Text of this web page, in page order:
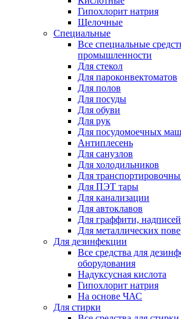
Гипохлорит натрия
Щелочные
Специальные
Все специальные
промышленности
Для стекол
Для пароконвектоматов
Для полов
Для посуды
Для обуви
Для рук
Для посудомоечных
Антиплесень
Для санузлов
Для холодильников
Для
Для ПЭТ тары
Для канализации
Для автоклавов
Для граффити, надписей
Для металлических
Для дезинфекции
Все средства для
оборудования
Надуксусная кислота
Гипохлорит натрия
На основе ЧАС
Для стирки